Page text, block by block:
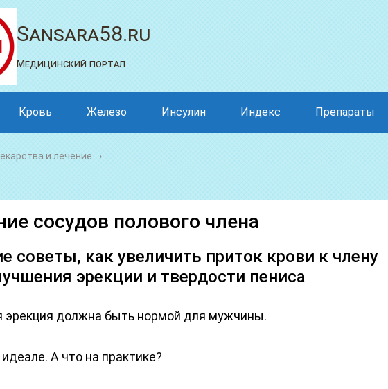
Sansara58.ru
Медицинский портал
Кровь Железо Инсулин Индекс Препараты
и лечение
сосудов полового члена
советы, как увеличить приток крови к члену
эрекции и твердости пениса
эрекция должна быть нормой для мужчины.
А что на практике?